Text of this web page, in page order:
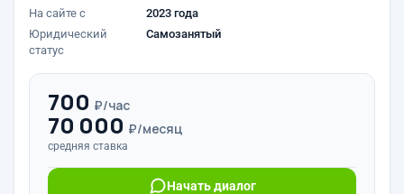
На сайте с
2023 года
Юридический
статус
Самозанятый
700 ₽/час
70 000 ₽/месяц
средняя ставка
Начать диалог